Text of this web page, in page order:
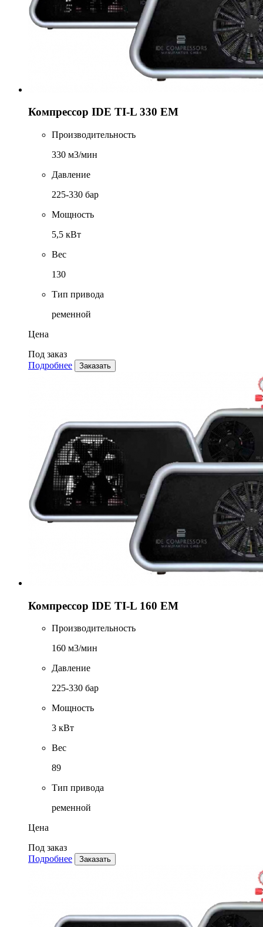
Компрессор IDE TI-L 330 EM
Производительность
330 м3/мин
Давление
225-330 бар
Мощность
5,5 кВт
Вес
130
Тип привода
ременной
Цена
Под заказ
Подробнее
Заказать
Компрессор IDE TI-L 160 EM
Производительность
160 м3/мин
Давление
225-330 бар
Мощность
3 кВт
Вес
89
Тип привода
ременной
Цена
Под заказ
Подробнее
Заказать